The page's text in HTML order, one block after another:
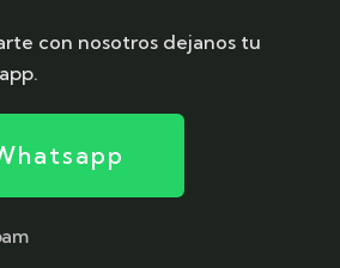
con nosotros dejanos tu